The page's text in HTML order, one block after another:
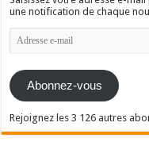
une notification de chaque
Adresse
e-
Abonnez-vous
Rejoignez les 3 126 autres